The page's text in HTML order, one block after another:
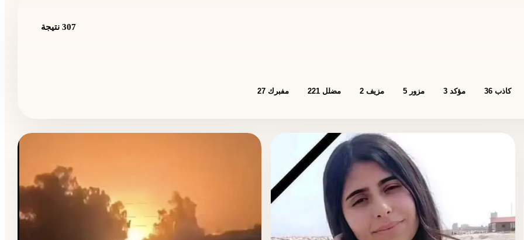
307 نتيجة
كاذب 36 مؤكد 3 مزور 5 مزيف 2 مضلل 221 مفبرك 27